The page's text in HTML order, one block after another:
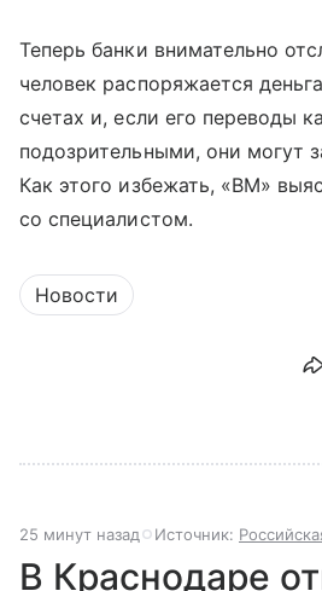
Теперь банки внимательно
человек распоряжается
счетах и, если его переводы
подозрительными, они могут
Как этого избежать, «ВМ»
со специалистом.
Новости
25 минут назад Источник:
В Краснодаре